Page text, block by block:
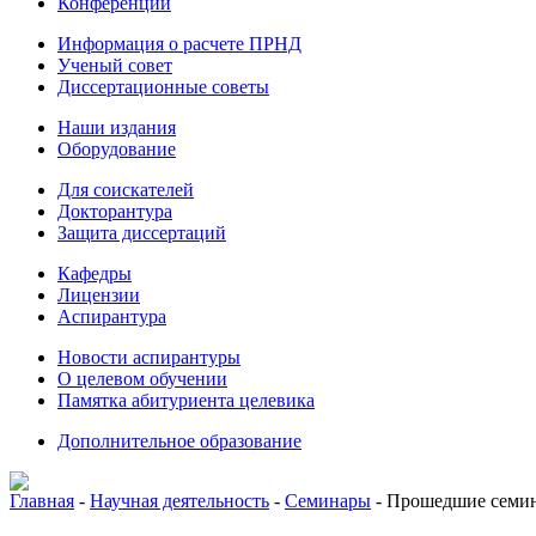
Информация о расчете ПРНД
Ученый совет
Диссертационные советы
Наши издания
Оборудование
Для соискателей
Докторантура
Защита диссертаций
Кафедры
Лицензии
Аспирантура
Новости аспирантуры
О целевом обучении
Памятка абитуриента целевика
Дополнительное образование
Главная - Научная деятельность - Семинары - Прошедшие